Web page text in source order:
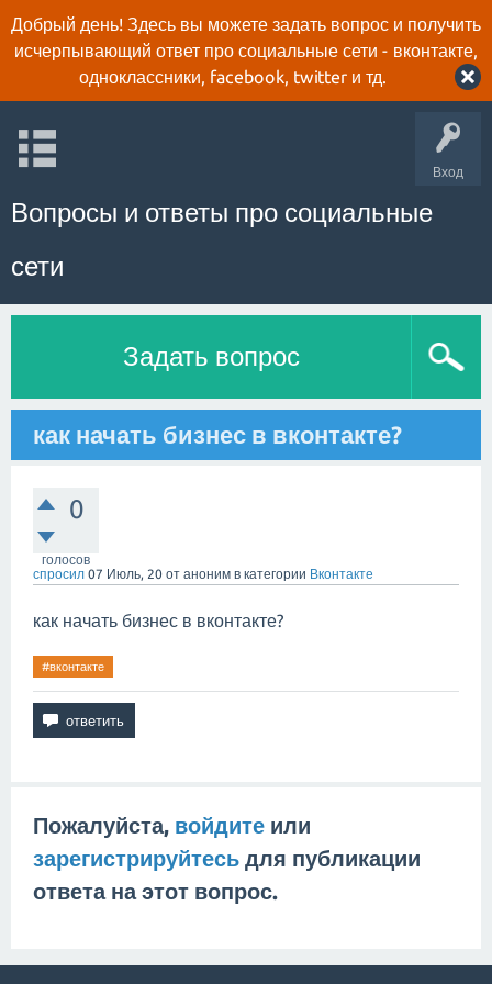
Добрый день! Здесь вы можете задать вопрос и получить
исчерпывающий ответ про социальные сети - вконтакте,
одноклассники, facebook, twitter и тд.
Вход
Вопросы и ответы про социальные
сети
Задать вопрос
как начать бизнес в вконтакте?
0
голосов
спросил 07 Июль, 20 от аноним в категории Вконтакте
как начать бизнес в вконтакте?
#вконтакте
Пожалуйста, войдите или
зарегистрируйтесь для публикации
ответа на этот вопрос.